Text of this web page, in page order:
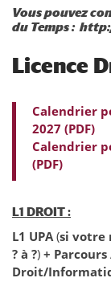
Vous pouvez
du Temps :
Licence
Calendrier
2027 (PDF)
Calendrier
(PDF)
L1 DROIT :
L1 UPA(si votre
? à ?) + Parcours
Droit/